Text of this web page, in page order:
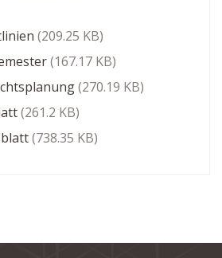
(209.25 KB)
(167.17 KB)
(270.19 KB)
(261.2 KB)
(738.35 KB)